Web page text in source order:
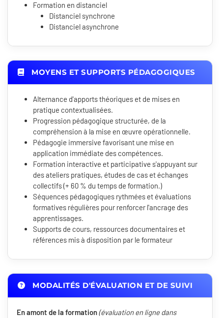
Formation en distanciel
Distanciel synchrone
Distanciel asynchrone
MOYENS ET SUPPORTS PÉDAGOGIQUES
Alternance d'apports théoriques et de mises en
pratique contextualisées.
Progression pédagogique structurée, de la
compréhension à la mise en œuvre opérationnelle.
Pédagogie immersive favorisant une mise en
application immédiate des compétences.
Formation interactive et participative s'appuyant sur
des ateliers pratiques, études de cas et échanges
collectifs (+ 60 % du temps de formation.)
Séquences pédagogiques rythmées et évaluations
formatives régulières pour renforcer l'ancrage des
apprentissages.
Supports de cours, ressources documentaires et
références mis à disposition par le formateur
MODALITÉS D'ÉVALUATION ET DE SUIVI
En amont de la formation(évaluation en ligne dans